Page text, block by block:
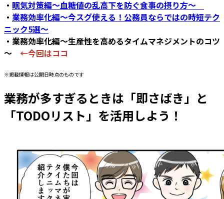
・ 眠気対策編～血糖値の乱高下を防ぐ食事の摂り方～
・ 業務効率化編～今スグ使える！公務員ならではの時短テク
ニック5選～
・業務効率化編～生産性を高めるタイムマネジメントのコツ
～ ←今回はココ
※掲載情報は公開日時点のものです
業務が多すぎるときは「即さばき」と
「TODOリスト」を活用しよう！